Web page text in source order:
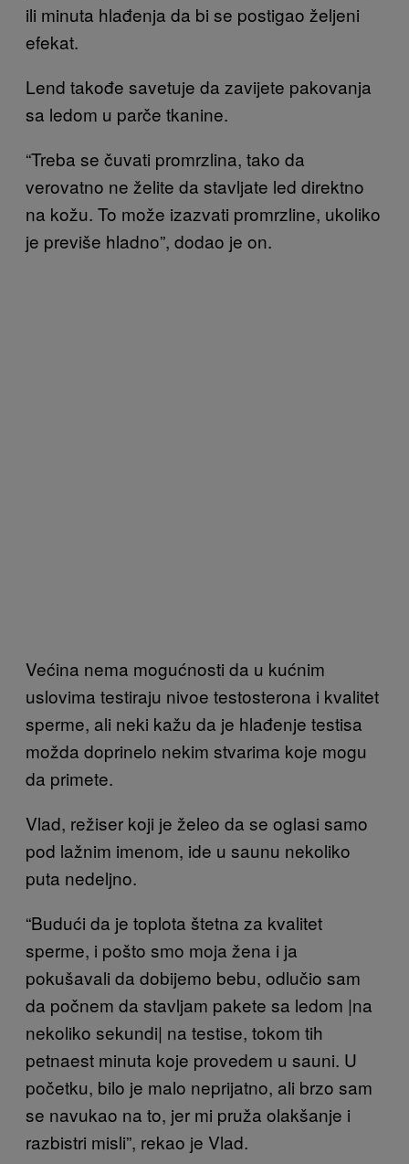
ili minuta hlađenja da bi se postigao željeni
efekat.
Lend takođe savetuje da zavijete pakovanja
sa ledom u parče tkanine.
“Treba se čuvati promrzlina, tako da
verovatno ne želite da stavljate led direktno
na kožu. To može izazvati promrzline, ukoliko
je previše hladno”, dodao je on.
Većina nema mogućnosti da u kućnim
uslovima testiraju nivoe testosterona i kvalitet
sperme, ali neki kažu da je hlađenje testisa
možda doprinelo nekim stvarima koje mogu
da primete.
Vlad, režiser koji je želeo da se oglasi samo
pod lažnim imenom, ide u saunu nekoliko
puta nedeljno.
“Budući da je toplota štetna za kvalitet
sperme, i pošto smo moja žena i ja
pokušavali da dobijemo bebu, odlučio sam
da počnem da stavljam pakete sa ledom |na
nekoliko sekundi| na testise, tokom tih
petnaest minuta koje provedem u sauni. U
početku, bilo je malo neprijatno, ali brzo sam
se navukao na to, jer mi pruža olakšanje i
razbistri misli”, rekao je Vlad.